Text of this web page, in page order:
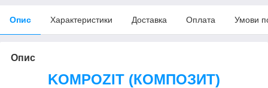
Опис Характеристики Доставка Оплата Умови
Опис
KOMPOZIT (КОМПОЗИТ)